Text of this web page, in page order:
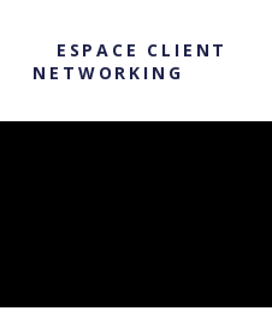
ESPACE CLIENT
NETWORKING